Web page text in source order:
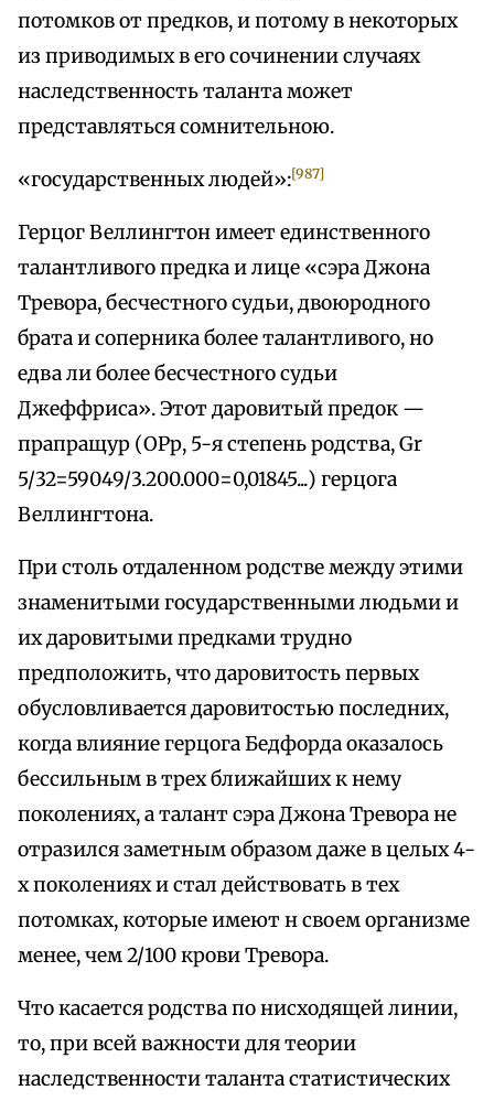
потомков от предков, и потому в некоторых
из приводимых в его сочинении случаях
наследственность таланта может
представляться сомнительною.
«государственных людей»:[987]
Герцог Веллингтон имеет единственного
талантливого предка и лице «сэра Джона
Тревора, бесчестного судьи, двоюродного
брата и соперника более талантливого, но
едва ли более бесчестного судьи
Джеффриса». Этот даровитый предок —
прапращур (ОРр, 5-я степень родства, Gr
5/32=59049/3.200.000=0,01845...) герцога
Веллингтона.
При столь отдаленном родстве между этими
знаменитыми государственными людьми и
их даровитыми предками трудно
предположить, что даровитость первых
обусловливается даровитостью последних,
когда влияние герцога Бедфорда оказалось
бессильным в трех ближайших к нему
поколениях, а талант сэра Джона Тревора не
отразился заметным образом даже в целых 4-
х поколениях и стал действовать в тех
потомках, которые имеют н своем организме
менее, чем 2/100 крови Тревора.
Что касается родства по нисходящей линии,
то, при всей важности для теории
наследственности таланта статистических